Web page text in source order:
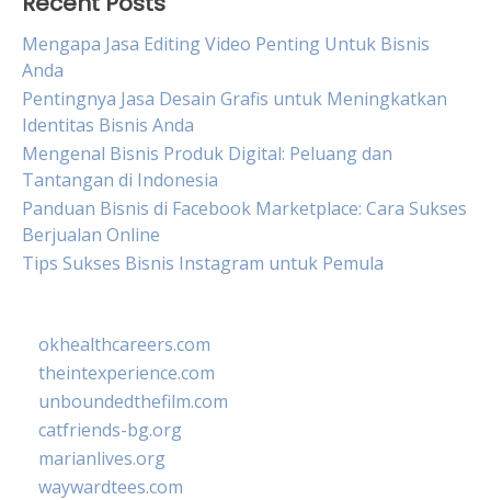
Mengapa Jasa Editing Video Penting Untuk Bisnis
Anda
Pentingnya Jasa Desain Grafis untuk Meningkatkan
Identitas Bisnis Anda
Mengenal Bisnis Produk Digital: Peluang dan
Tantangan di Indonesia
Panduan Bisnis di Facebook Marketplace: Cara Sukses
Berjualan Online
Tips Sukses Bisnis Instagram untuk Pemula
okhealthcareers.com
theintexperience.com
unboundedthefilm.com
catfriends-bg.org
marianlives.org
waywardtees.com